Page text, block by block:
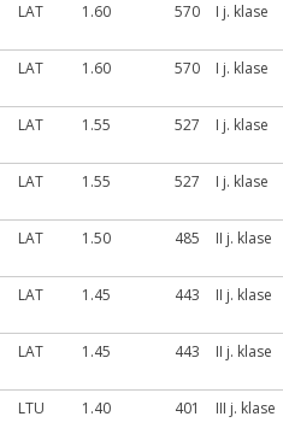
LAT 1.60 570 I j. klase
LAT 1.60 570 I j. klase
LAT 1.55 527 I j. klase
LAT 1.55 527 I j. klase
LAT 1.50 485 II j. klase
LAT 1.45 443 II j. klase
LAT 1.45 443 II j. klase
LTU 1.40 401 III j. klase